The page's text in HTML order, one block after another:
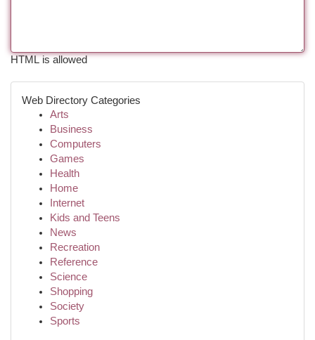
HTML is allowed
Web Directory Categories
Arts
Business
Computers
Games
Health
Home
Internet
Kids and Teens
News
Recreation
Reference
Science
Shopping
Society
Sports